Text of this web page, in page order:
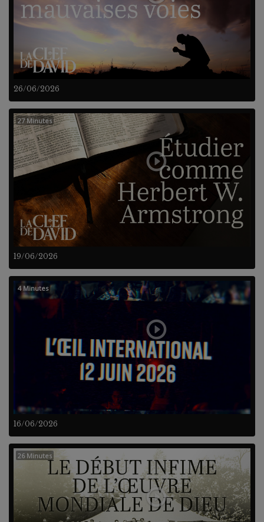
26/06/2026
19/06/2026
27 Minutes
16/06/2026
4 Minutes
26 Minutes